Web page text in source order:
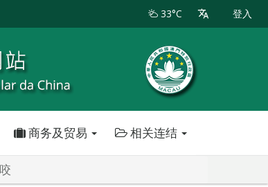
33°C 登入
商务及贸易 相关连结